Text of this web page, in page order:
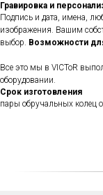
Гравировка и
Подпись и дата, имена,
изображения. Вашим
выбор. Возможности
Все это мы в VICToR
оборудовании.
Срок изготовления
пары обручальных колец